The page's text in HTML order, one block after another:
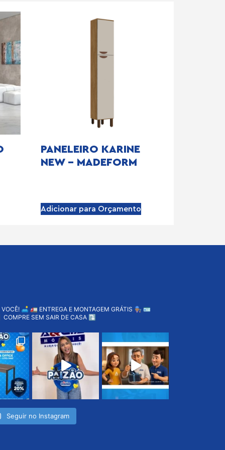
PANELEIRO KARINE
NEW – MADEFORM
Adicionar para Orçamento
VOCÊ! 🛋️ 🚛 ENTREGA E MONTAGEM GRÁTIS 👨🏽‍🔧 🪪
SEM SAIR DE CASA ⤵️
Seguir no Instagram